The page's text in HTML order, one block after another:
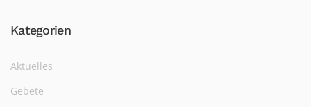
Kategorien
Aktuelles
Gebete